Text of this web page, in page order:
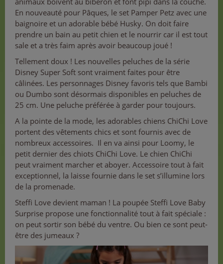
En nouveauté pour Pâques, le set Pamper Petz avec une
baignoire et un adorable bébé Husky. On doit faire
prendre un bain au petit chien et le nourrir car il est tout
sale et a très faim après avoir beaucoup joué !
Tellement doux ! Les nouvelles peluches de la série
Disney Super Soft sont vraiment faites pour être
câlinées. Les personnages Disney favoris tels que Bambi
ou Dumbo sont désormais disponibles en peluches de
25 cm. Une peluche préférée à garder pour toujours.
A la pointe de la mode, les adorables chiens ChiChi Love
portent des vêtements chics et sont fournis avec de
nombreux accessoires. Il en va ainsi pour Loomy, le
petit dernier des chiots ChiChi Love. Le chien ChiChi
peut vraiment marcher et aboyer. Accessoire tout à fait
exceptionnel, la laisse fournie dans le set s’illumine lors
de la promenade.
Steffi Love devient maman ! La poupée Steffi Love Baby
Surprise propose une fonctionnalité tout à fait spéciale :
on peut sortir son bébé du ventre. Ou bien ce sont peut-
être des jumeaux ?